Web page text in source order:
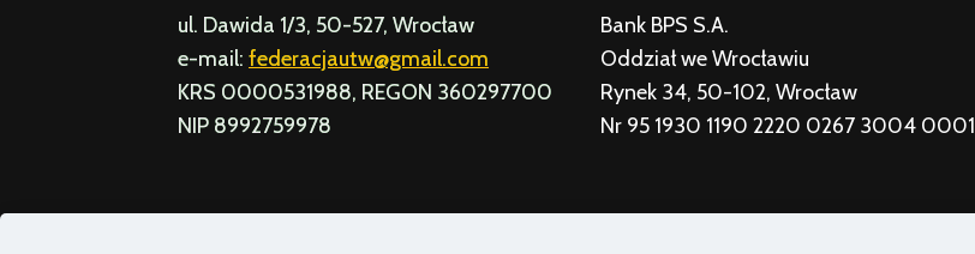
ul. Dawida 1/3, 50-527, Wrocław
e-mail: federacjautw@gmail.com
KRS 0000531988, REGON 360297700
NIP 8992759978
Bank BPS S.A.
Oddział we Wrocławiu
Rynek 34, 50-102, Wrocław
Nr 95 1930 1190 2220 0267 3004 0001